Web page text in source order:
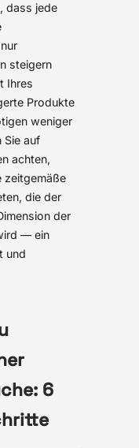
dass jede
steigern
Ihres
Produkte
weniger
Sie auf
achten,
zeitgemäße
die der
der
— ein
und
6